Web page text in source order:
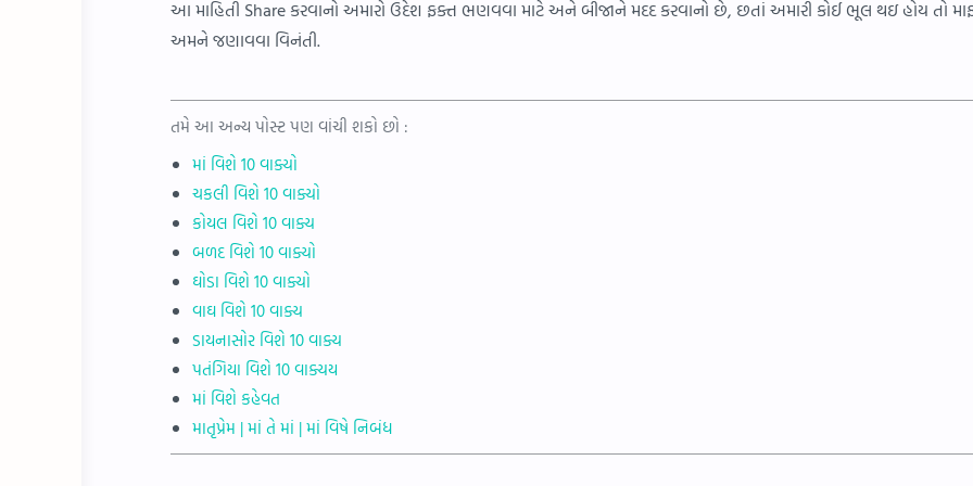
આ માહિતી Share કરવાનો અમારો ઉદેશ ફક્ત ભણવવા માટે અને બીજાને મદદ કરવાનો છે, છતાં અમારી કોઈ ભૂલ થઇ હોય તો
અમને જણાવવા વિનંતી.
તમે આ અન્ય પોસ્ટ પણ વાંચી શકો છો :
માં વિશે 10 વાક્યો
ચકલી વિશે 10 વાક્યો
કોયલ વિશે 10 વાક્ય
બળદ વિશે 10 વાક્યો
ઘોડા વિશે 10 વાક્યો
વાઘ વિશે 10 વાક્ય
ડાયનાસોર વિશે 10 વાક્ય
પતંગિયા વિશે 10 વાક્યય
માં વિશે કહેવત
માતૃપ્રેમ | માં તે માં | માં વિષે નિબંધ